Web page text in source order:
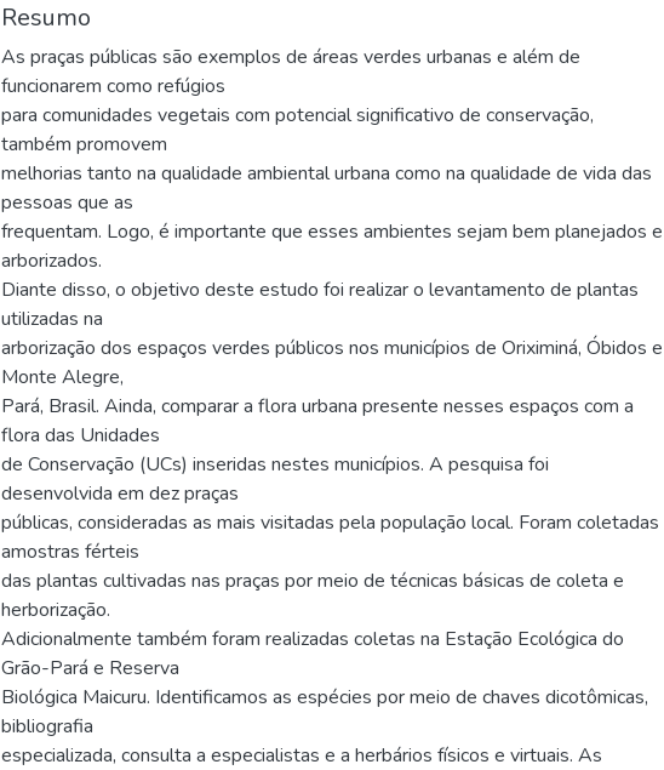
Resumo
As praças públicas são exemplos de áreas verdes urbanas e além de
funcionarem como refúgios
para comunidades vegetais com potencial significativo de conservação,
também promovem
melhorias tanto na qualidade ambiental urbana como na qualidade de vida das
pessoas que as
frequentam. Logo, é importante que esses ambientes sejam bem planejados e
arborizados.
Diante disso, o objetivo deste estudo foi realizar o levantamento de plantas
utilizadas na
arborização dos espaços verdes públicos nos municípios de Oriximiná, Óbidos e
Monte Alegre,
Pará, Brasil. Ainda, comparar a flora urbana presente nesses espaços com a
flora das Unidades
de Conservação (UCs) inseridas nestes municípios. A pesquisa foi
desenvolvida em dez praças
públicas, consideradas as mais visitadas pela população local. Foram coletadas
amostras férteis
das plantas cultivadas nas praças por meio de técnicas básicas de coleta e
herborização.
Adicionalmente também foram realizadas coletas na Estação Ecológica do
Grão-Pará e Reserva
Biológica Maicuru. Identificamos as espécies por meio de chaves dicotômicas,
bibliografia
especializada, consulta a especialistas e a herbários físicos e virtuais. As